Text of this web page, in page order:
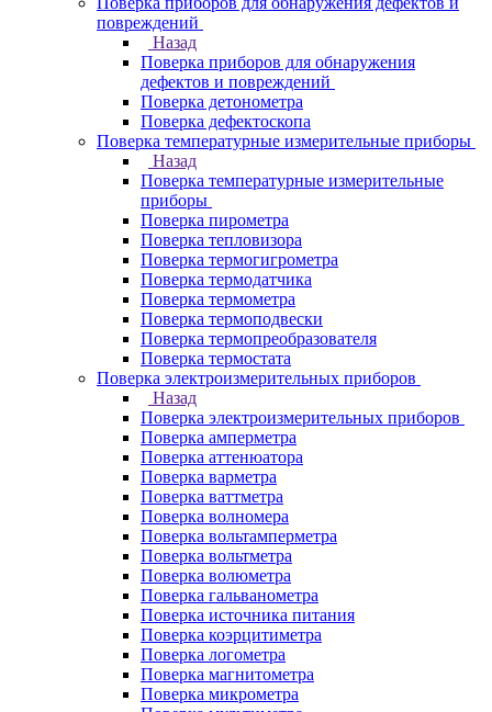
повреждений
Назад
Поверка приборов для обнаружения
дефектов и повреждений
Поверка детонометра
Поверка дефектоскопа
Поверка температурные измерительные приборы
Назад
Поверка температурные измерительные
приборы
Поверка пирометра
Поверка тепловизора
Поверка термогигрометра
Поверка термодатчика
Поверка термометра
Поверка термоподвески
Поверка термопреобразователя
Поверка термостата
Поверка электроизмерительных приборов
Назад
Поверка электроизмерительных приборов
Поверка амперметра
Поверка аттенюатора
Поверка варметра
Поверка ваттметра
Поверка волномера
Поверка вольтамперметра
Поверка вольтметра
Поверка волюметра
Поверка гальванометра
Поверка источника питания
Поверка коэрцитиметра
Поверка логометра
Поверка магнитометра
Поверка микрометра